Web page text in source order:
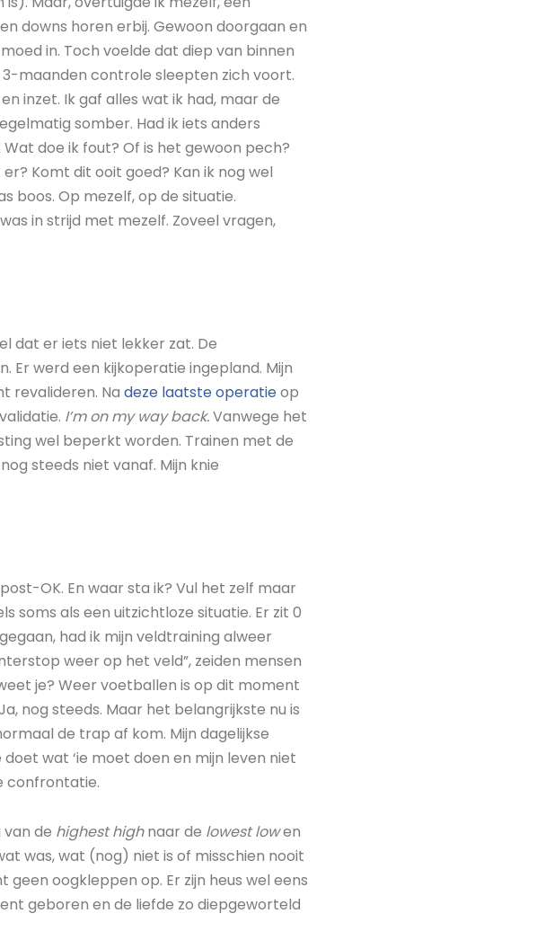
downs horen erbij. Gewoon doorgaan en
in. Toch voelde dat diep van binnen
3-maanden controle sleepten zich voort.
inzet. Ik gaf alles wat ik had, maar de
somber. Had ik iets anders
doe ik fout? Of is het gewoon pech?
Komt dit ooit goed? Kan ik nog wel
boos. Op mezelf, op de situatie.
in strijd met mezelf. Zoveel vragen,
dat er iets niet lekker zat. De
Er werd een kijkoperatie ingepland. Mijn
revalideren. Na deze laatste operatieop
I’m on my way back.Vanwege het
wel beperkt worden. Trainen met de
steeds niet vanaf. Mijn knie
OK. En waar sta ik? Vul het zelf maar
soms als een uitzichtloze situatie. Er zit 0
had ik mijn veldtraining alweer
weer op het veld”, zeiden mensen
je? Weer voetballen is op dit moment
nog steeds. Maar het belangrijkste nu is
de trap af kom. Mijn dagelijkse
wat ‘ie moet doen en mijn leven niet
confrontatie.
de highest highnaar de lowest lowen
was, wat (nog) niet is of misschien nooit
geen oogkleppen op. Er zijn heus wel eens
geboren en de liefde zo diepgeworteld